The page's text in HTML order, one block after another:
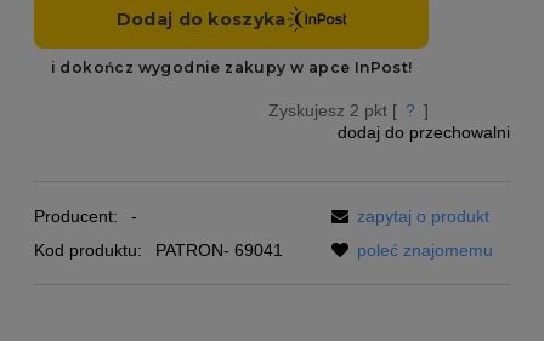
Zyskujesz 2 pkt [ ? ]
dodaj do przechowalni
Producent:
-
Kod produktu:
PATRON- 69041
zapytaj o produkt
poleć znajomemu